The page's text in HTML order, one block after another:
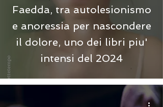
Faedda, tra autolesionismo
e anoressia per nascondere
il dolore, uno dei libri piu'
intensi del 2024